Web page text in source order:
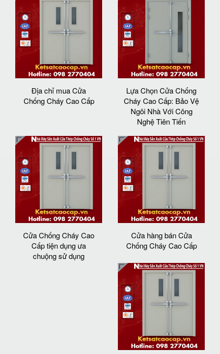
Địa chỉ mua Cửa
Chống Cháy Cao Cấp
Lựa Chọn Cửa Chống
Cháy Cao Cấp: Bảo Vệ
Ngôi Nhà Với Công
Nghệ Tiên Tiến
Cửa Chống Cháy Cao
Cấp tiện dụng ưa
chuộng sử dụng
Cửa hàng bán Cửa
Chống Cháy Cao Cấp